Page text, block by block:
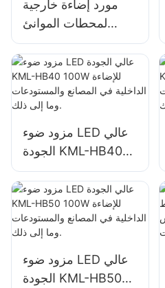
مورد إضاءة خارجية
لمحطات الموانئ
والمطارات KML-
FL2C 750W LED
مزود ضوء LED عالي
الجودة KML-HB40
100W للإضاءة الداخلية
في المصانع
والمستودعات وما إلى
ذلك.
مزود ضوء LED عالي
الجودة KML-HB50